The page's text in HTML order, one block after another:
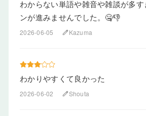
わからない単語や雑音や雑談が多
ンが進みませんでした。🤐👎
2026-06-05 editKazuma
わかりやすくて良かった
2026-06-02 editShouta